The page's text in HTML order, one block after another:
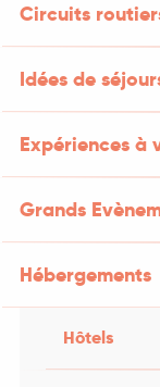
Circuits
Idées de
Expériences à
Grands
Hébergements
Hôtels
!
votre